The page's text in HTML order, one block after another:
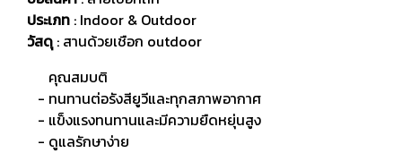
ประเภท : Indoor & Outdoor
วัสดุ: สานด้วยเชือก outdoor
คุณสมบติ
- ทนทานต่อรังสียูวีและทุกสภาพอากาศ
- แข็งแรงทนทานและมีความยืดหยุ่นสูง
- ดูแลรักษาง่าย